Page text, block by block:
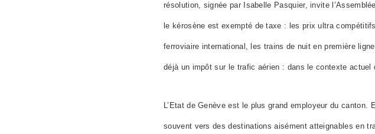
résolution, signée par Isabelle Pasquier, invite
le kérosène est exempté de taxe : les prix ultra
ferroviaire international, les trains de nuit en première
déjà un impôt sur le trafic aérien : dans le contexte
L’Etat de Genève est le plus grand employeur du
souvent vers des destinations aisément atteignables en